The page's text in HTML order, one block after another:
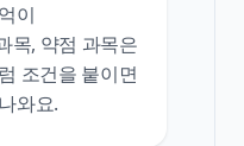
이
목, 약점 과목은
조건을 붙이면
와요.